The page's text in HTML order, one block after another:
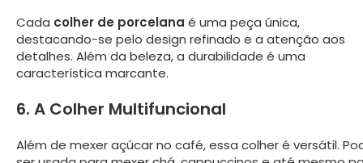
Cada colher de porcelana é uma peça única,
destacando-se pelo design refinado e a atenção aos
detalhes. Além da beleza, a durabilidade é uma
característica marcante.
6. A Colher Multifuncional
Além de mexer açúcar no café, essa colher é versátil.